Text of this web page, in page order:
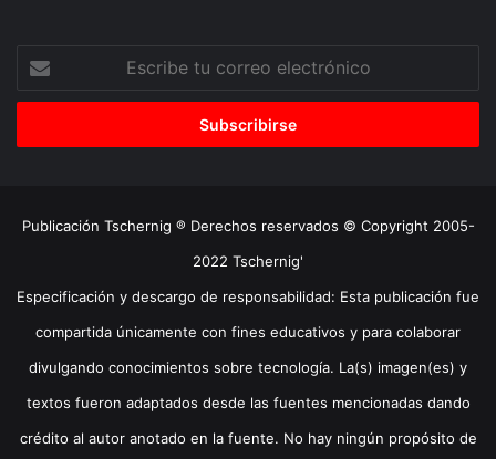
correo
Publicación Tschernig ® Derechos reservados © Copyright 2005-
2022 Tschernig'
Especificación y descargo de responsabilidad: Esta publicación fue
compartida únicamente con fines educativos y para colaborar
divulgando conocimientos sobre tecnología. La(s) imagen(es) y
textos fueron adaptados desde las fuentes mencionadas dando
crédito al autor anotado en la fuente. No hay ningún propósito de